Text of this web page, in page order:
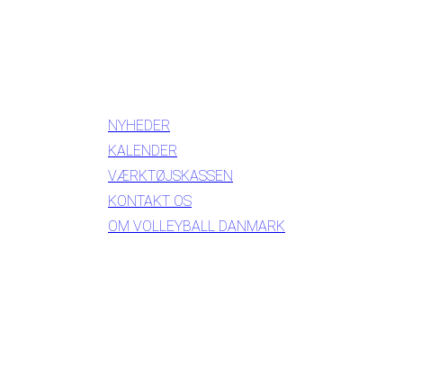
NYHEDER
KALENDER
VÆRKTØJSKASSEN
KONTAKT OS
OM VOLLEYBALL DANMARK